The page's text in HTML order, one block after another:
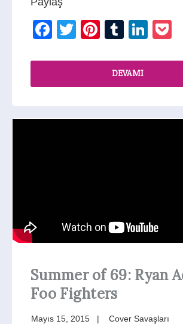
Facebook
TwitterPinterest
Tumblr
DEVAMI
Summer of 69: Ryan
Foo Fighters
Mayıs 15, 2015 Cover Savaşları